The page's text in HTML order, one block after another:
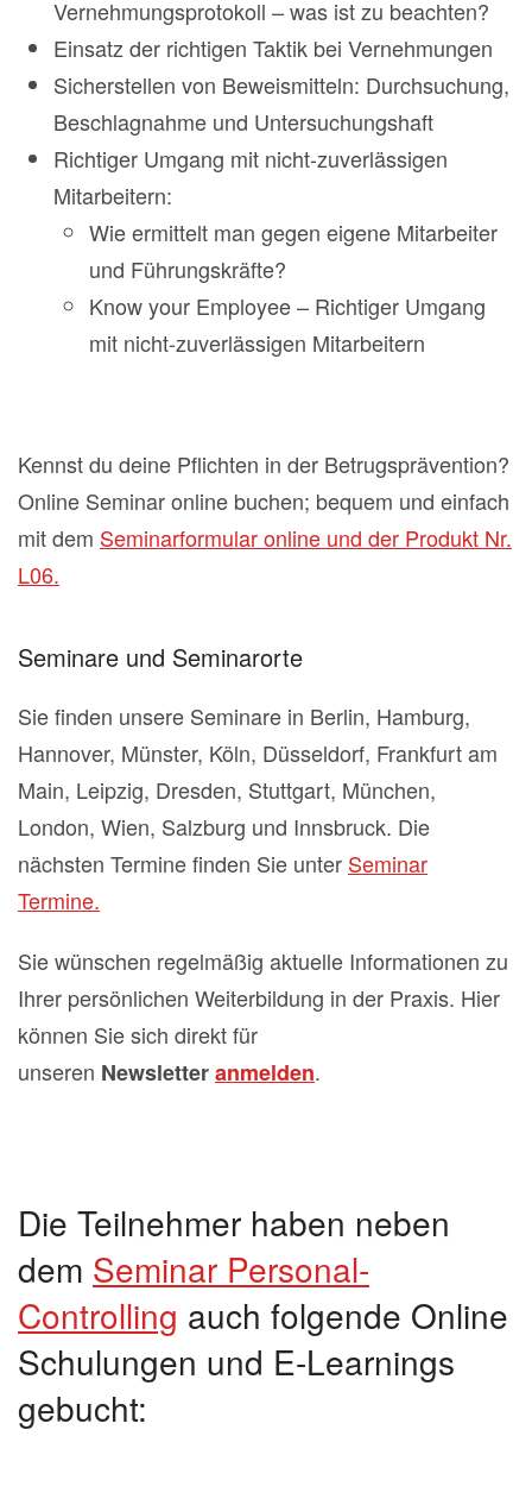
Vernehmungsprotokoll – was ist zu beachten?
Einsatz der richtigen Taktik bei Vernehmungen
Sicherstellen von Beweismitteln: Durchsuchung,
Beschlagnahme und Untersuchungshaft
Richtiger Umgang mit nicht-zuverlässigen
Mitarbeitern:
Wie ermittelt man gegen eigene Mitarbeiter
und Führungskräfte?
Know your Employee – Richtiger Umgang
mit nicht-zuverlässigen Mitarbeitern
Kennst du deine Pflichten in der Betrugsprävention?
Online Seminar online buchen; bequem und einfach
mit dem Seminarformular online und der Produkt Nr.
L06.
Seminare und Seminarorte
Sie finden unsere Seminare in Berlin, Hamburg,
Hannover, Münster, Köln, Düsseldorf, Frankfurt am
Main, Leipzig, Dresden, Stuttgart, München,
London, Wien, Salzburg und Innsbruck. Die
nächsten Termine finden Sie unter Seminar
Termine.
Sie wünschen regelmäßig aktuelle Informationen zu
Ihrer persönlichen Weiterbildung in der Praxis. Hier
können Sie sich direkt für
unseren Newsletteranmelden.
Die Teilnehmer haben neben
dem Seminar Personal-
Controlling auch folgende Online
Schulungen und E-Learnings
gebucht: